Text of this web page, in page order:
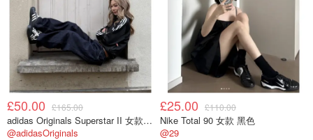
往年节日广告也令人印象深刻：女孩通过望远镜看到月亮上
的老人，"捕蝇草"圣诞树与小男孩成为朋友。去年广告则讲
述女士为姐姐寻找完美礼物时重温共同记忆的故事。
£50.00 £165.00
adidas Originals Superstar II 女款串珠休闲鞋 黑色
@adidasOriginals
£25.00 £110.00
Nike Total 90 女款 黑色
@29